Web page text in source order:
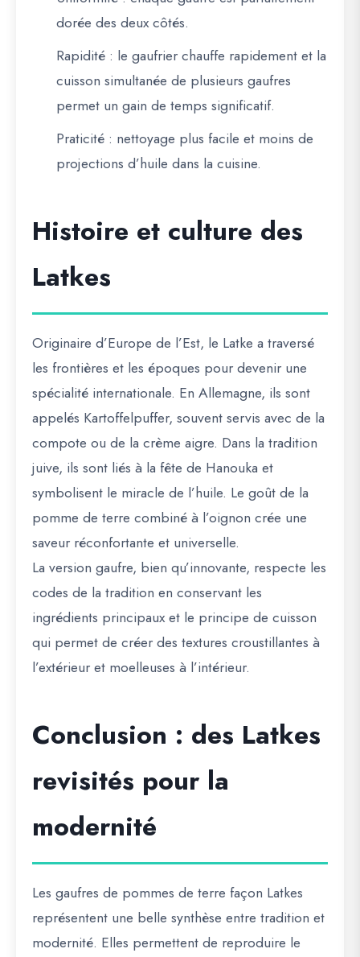
dorée des deux côtés.
Rapidité : le gaufrier chauffe rapidement et la
cuisson simultanée de plusieurs gaufres
permet un gain de temps significatif.
Praticité : nettoyage plus facile et moins de
projections d’huile dans la cuisine.
Histoire et culture des
Latkes
Originaire d’Europe de l’Est, le Latke a traversé
les frontières et les époques pour devenir une
spécialité internationale. En Allemagne, ils sont
appelés Kartoffelpuffer, souvent servis avec de la
compote ou de la crème aigre. Dans la tradition
juive, ils sont liés à la fête de Hanouka et
symbolisent le miracle de l’huile. Le goût de la
pomme de terre combiné à l’oignon crée une
saveur réconfortante et universelle.
La version gaufre, bien qu’innovante, respecte les
codes de la tradition en conservant les
ingrédients principaux et le principe de cuisson
qui permet de créer des textures croustillantes à
l’extérieur et moelleuses à l’intérieur.
Conclusion : des Latkes
revisités pour la
modernité
Les gaufres de pommes de terre façon Latkes
représentent une belle synthèse entre tradition et
modernité. Elles permettent de reproduire le